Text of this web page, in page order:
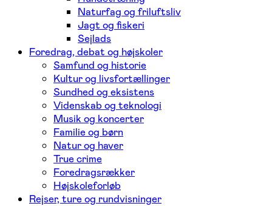
Naturfag og friluftsliv
Jagt og fiskeri
Sejlads
Foredrag, debat og højskoler
Samfund og historie
Kultur og livsfortællinger
Sundhed og eksistens
Videnskab og teknologi
Musik og koncerter
Familie og børn
Natur og haver
True crime
Foredragsrækker
Højskoleforløb
Rejser, ture og rundvisninger